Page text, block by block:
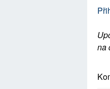
na